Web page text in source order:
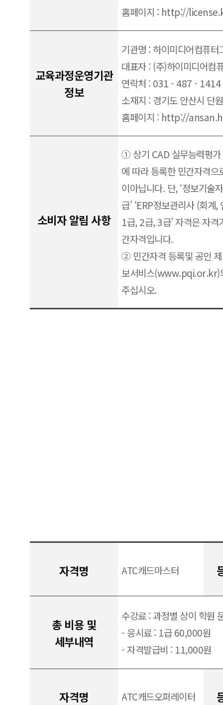
홈페이지 : http://
교육과정운영기관
정보
기관명 : 하이미디어컴퓨터
대표자 : (주)하이미디어컴
연락처 : 031 - 487 - 1414
소재지 : 경기도 안산시 단
홈페이지 : http://
소비자 알림 사항
① 상기 CAD 실무능력평가
에 따라 등록한 민간자격
이아닙니다. 단, ‘정보기술
급’ ‘ERP정보관리사 (회계
1급, 2급, 3급’ 자격은 자
간자격입니다.
② 민간자격 등록및 공인
보서비스(www.pqi.or.kr)
주십시오.
자격명 ATC캐드마스터
총 비용 및
세부내역
수강료 : 과정별 상이 학원
- 응시료 : 1급 60,000원
- 자격발급비 : 11,000원
자격명 ATC캐드오퍼레이터